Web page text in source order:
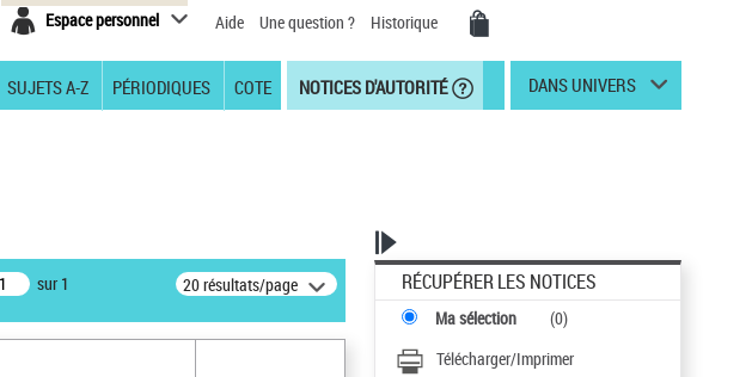
Espace personnel Aide Une question ? Historique
SUJETS A-Z PÉRIODIQUES COTE NOTICES D'AUTORITÉ DANS UNIVERS
sur 1 20 résultats/page RÉCUPÉRER LES NOTICES
Ma sélection (0)
Télécharger/Imprimer